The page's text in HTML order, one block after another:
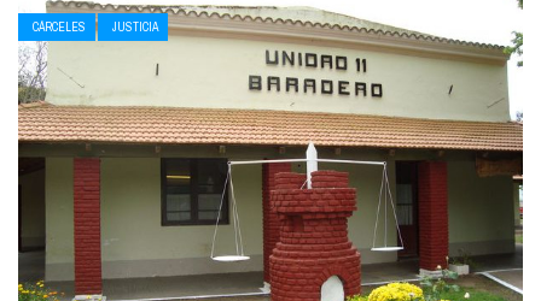
CÁRCELES JUSTICIA